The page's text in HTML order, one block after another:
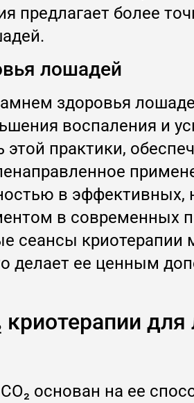
предлагает более
лошадей
здоровья
воспаления и
практики,
в эффективных,
в современных
сеансы криотерапии
делает ее ценным
основан на ее